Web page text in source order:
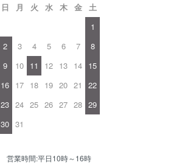
日 月 火 水 木 金
土
1
2
3 4 5 6 7
8
9
10 11 12 13 14 15
16 17 18 19 20 21
22
23 24 25 26 27 28 29
30 31
営業時間:平日10時～16時